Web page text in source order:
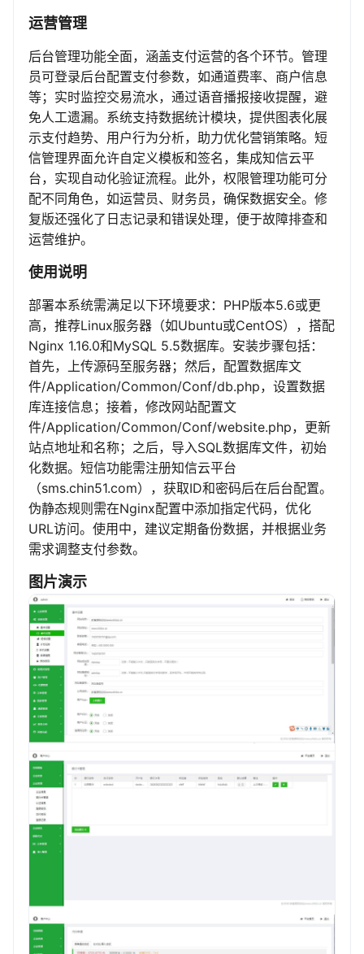
运营管理
后台管理功能全面，涵盖支付运营的各个环节。管理
员可登录后台配置支付参数，如通道费率、商户信息
等；实时监控交易流水，通过语音播报接收提醒，避
免人工遗漏。系统支持数据统计模块，提供图表化展
示支付趋势、用户行为分析，助力优化营销策略。短
信管理界面允许自定义模板和签名，集成知信云平
台，实现自动化验证流程。此外，权限管理功能可分
配不同角色，如运营员、财务员，确保数据安全。修
复版还强化了日志记录和错误处理，便于故障排查和
运营维护。
使用说明
部署本系统需满足以下环境要求：PHP版本5.6或更
高，推荐Linux服务器（如Ubuntu或CentOS），搭配
Nginx 1.16.0和MySQL 5.5数据库。安装步骤包括：
首先，上传源码至服务器；然后，配置数据库文
件/Application/Common/Conf/db.php，设置数据
库连接信息；接着，修改网站配置文
件/Application/Common/Conf/website.php，更新
站点地址和名称；之后，导入SQL数据库文件，初始
化数据。短信功能需注册知信云平台
（sms.chin51.com），获取ID和密码后在后台配置。
伪静态规则需在Nginx配置中添加指定代码，优化
URL访问。使用中，建议定期备份数据，并根据业务
需求调整支付参数。
图片演示